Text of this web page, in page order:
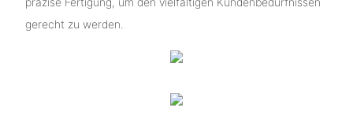
gerecht zu werden.